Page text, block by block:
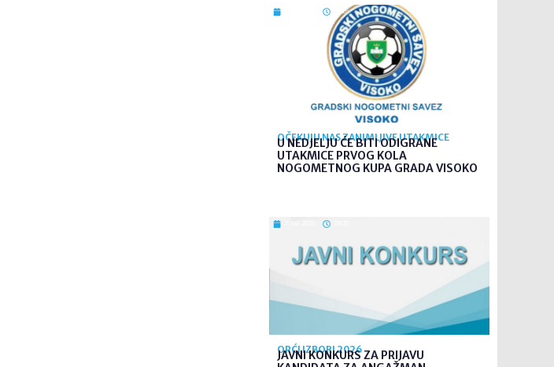
09:26
OČEKUJU NAS ZANIMLJIVE UTAKMICE
U NEDJELJU ĆE BITI ODIGRANE
UTAKMICE PRVOG KOLA
NOGOMETNOG KUPA GRADA VISOKO
OPĆI IZBORI 2026
JAVNI KONKURS ZA PRIJAVU